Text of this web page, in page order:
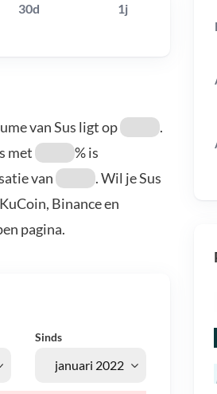
30d 1j
van Sus ligt op
.
met
% is
van
. Wil je Sus
Binance en
pagina.
Sinds